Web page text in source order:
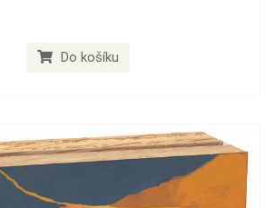
Do košíku